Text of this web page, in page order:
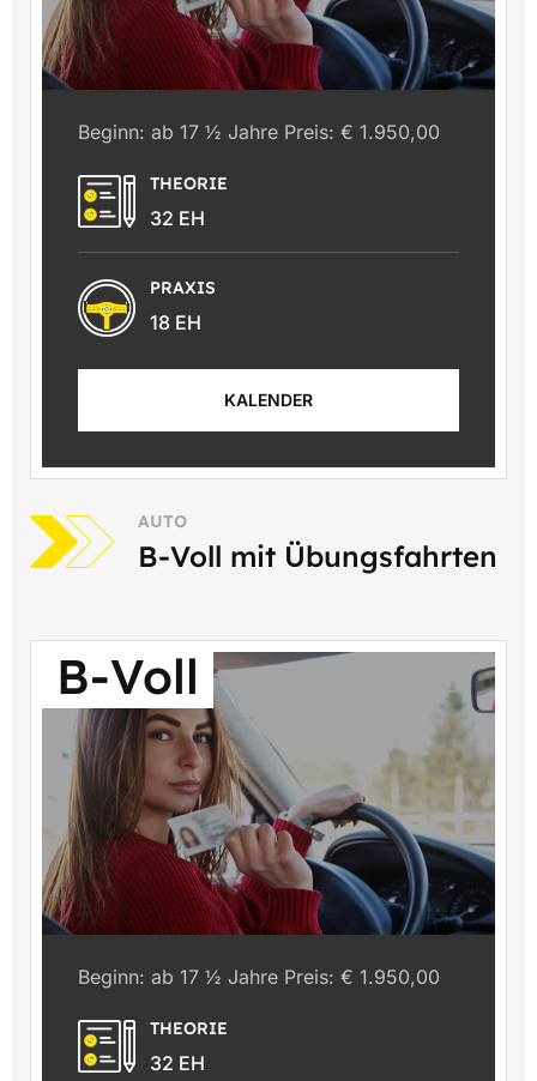
Beginn: ab 17 ½ Jahre Preis: € 1.950,00
THEORIE
32 EH
PRAXIS
18 EH
KALENDER
AUTO
B-Voll mit Übungsfahrten
B-Voll
Beginn: ab 17 ½ Jahre Preis: € 1.950,00
THEORIE
32 EH